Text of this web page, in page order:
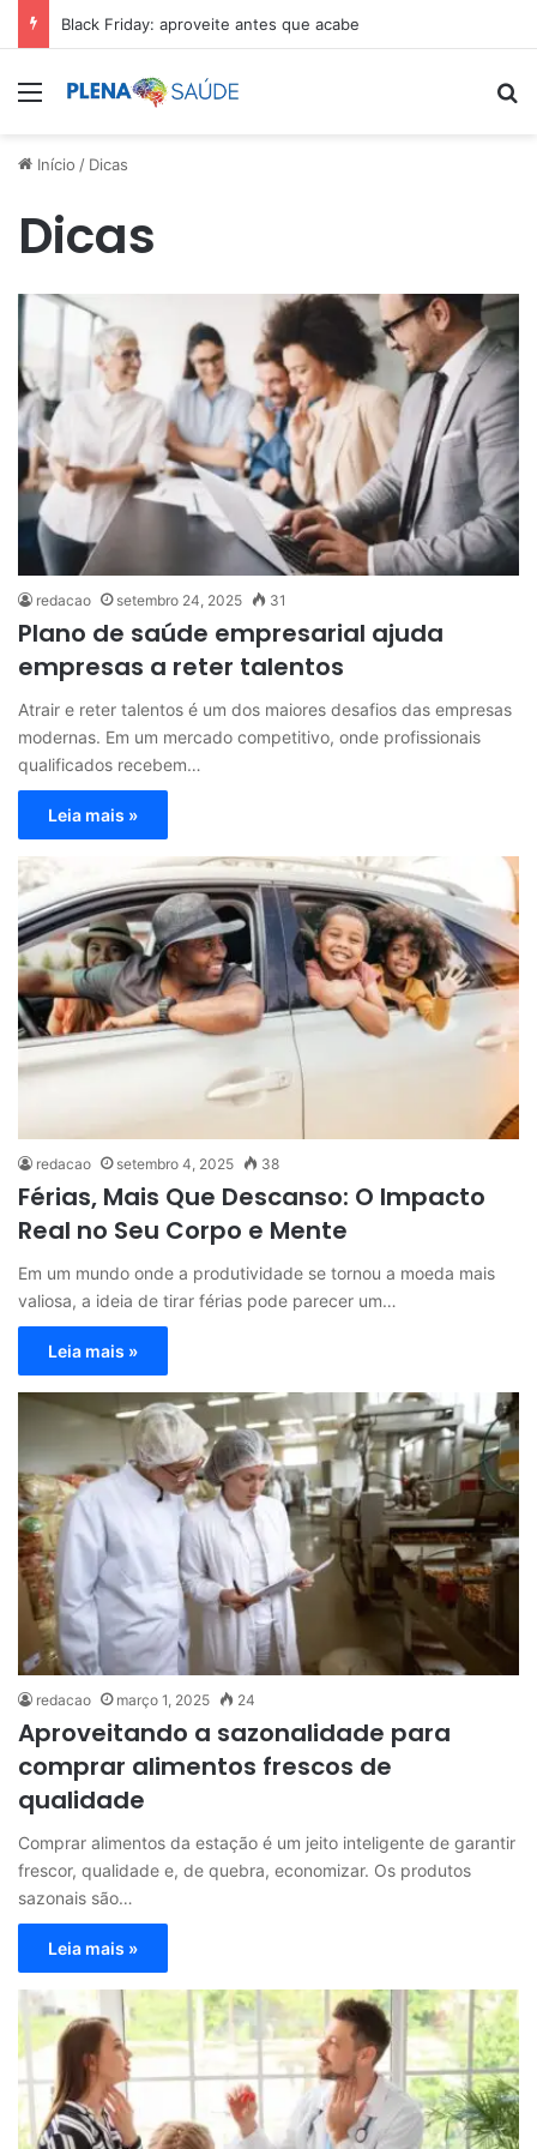
Black Friday: aproveite antes que acabe
Menu
Início / Dicas
Dicas
redacao setembro 24, 2025 31
Plano de saúde empresarial ajuda
empresas a reter talentos
Atrair e reter talentos é um dos maiores desafios das empresas
modernas. Em um mercado competitivo, onde profissionais
qualificados recebem…
Leia mais »
redacao setembro 4, 2025 38
Férias, Mais Que Descanso: O Impacto
Real no Seu Corpo e Mente
Em um mundo onde a produtividade se tornou a moeda mais
valiosa, a ideia de tirar férias pode parecer um…
Leia mais »
redacao março 1, 2025 24
Aproveitando a sazonalidade para
comprar alimentos frescos de
qualidade
Comprar alimentos da estação é um jeito inteligente de garantir
frescor, qualidade e, de quebra, economizar. Os produtos
sazonais são…
Leia mais »